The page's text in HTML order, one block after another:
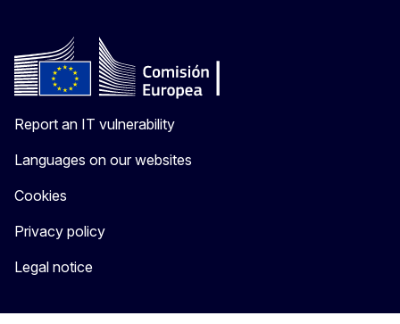
Report an IT vulnerability
Languages on our websites
Cookies
Privacy policy
Legal notice